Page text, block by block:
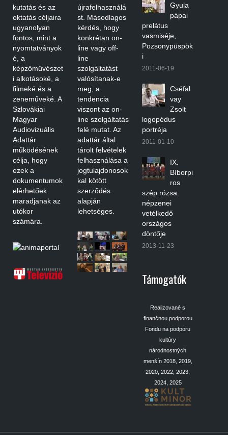
kutatás és az
oktatás céljaira
ugyanolyan
fontos, mint a
nyomtatványok
é, a
képzőművészet
i alkotásoké, a
filmeké és a
zeneműveké. A
Szlovákiai
Magyar
Audiovizuális
Adattár
működésének
célja, hogy
ezek a
dokumentumok
elérhetőek
maradjanak az
utókor
számára.
újrafelhasználá
st. Másodlagos
kérdés, hogy
konkrétan on-
line vagy off-
line
szolgáltatást
valósítanak-e
meg, a
tendencia
viszont az on-
line szolgáltatás
felé mutat. Az
adattár által
tárolt felvételek
felhasználása a
jogtulajdonosok
kal kötött
szerződés
alapján
lehetséges.
Gyula
pápai
prelátus
vasmiséje,
Pozsonypüspök
i
2011-06-19
Cséfal
vay
Zsolt
logopédus
portréja
2011-01-10
IX.
Bíborpi
ros
szép rózsa
népzenei
vetélkedő
országos
döntője
2013-11-23
Támogatók
Realizované s
finančnou podporou
Fondu na podporu
kultúry
národnostných
menšín 2018, 2019,
2020, 2022, 2023,
2024, 2025